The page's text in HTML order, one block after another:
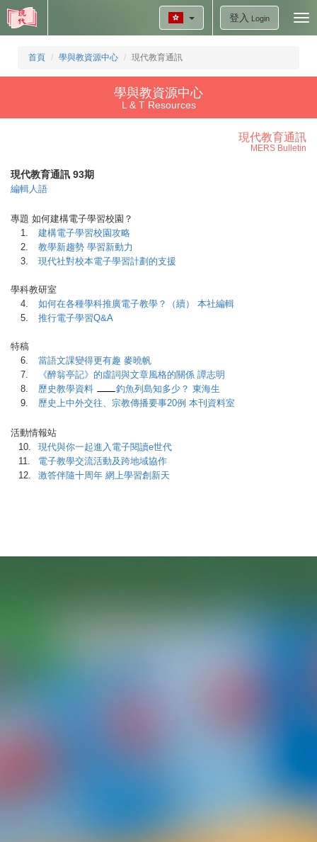
登入 Login
首頁 學與教資源中心 現代教育通訊
學與教資源中心
L & T Resources
現代教育通訊
MERS Bulletin
現代教育通訊 93期
編輯人語
專題 如何建構電子學習校園？
1.
建構電子學習校園攻略
2.
教學新趨勢 學習新動力
3.
現代社對校本電子學習計劃的支援
學科教研室
4.
如何在各種學科推廣電子教學？（續） 本社編輯
5.
推行電子學習Q&A
特稿
6.
當語文課變得更有趣 麥曉帆
7.
《醉翁亭記》的虛詞與文章風格的關係 譚志明
8.
歷史教學資料
釣魚列島知多少？ 東海生
9.
歷史上中外交往、宗教傳播要事20例 本刊資料室
活動情報站
10.
現代與你一起進入電子閱讀e世代
11.
電子教學交流活動及跨地域協作
12.
激答伴隨十周年 網上學習創新天